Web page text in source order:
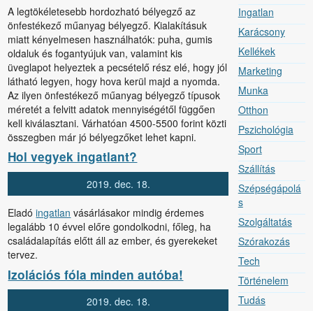
A legtökéletesebb hordozható bélyegző az
önfestékező műanyag bélyegző. Kialakításuk
miatt kényelmesen használhatók: puha, gumis
oldaluk és fogantyújuk van, valamint kis
üveglapot helyeztek a pecsételő rész elé, hogy jól
látható legyen, hogy hova kerül majd a nyomda.
Az ilyen önfestékező műanyag bélyegző típusok
méretét a felvitt adatok mennyiségétől függően
kell kiválasztani. Várhatóan 4500-5500 forint közti
összegben már jó bélyegzőket lehet kapni.
Hol vegyek ingatlant?
2019. dec. 18.
Eladóingatlan vásárlásakor mindig érdemes
legalább 10 évvel előre gondolkodni, főleg, ha
családalapítás előtt áll az ember, és gyerekeket
tervez.
Izolációs fóla minden autóba!
2019. dec. 18.
Ingatlan
Karácsony
Kellékek
Marketing
Munka
Otthon
Pszichológia
Sport
Szállítás
Szépségápolá
s
Szolgáltatás
Szórakozás
Tech
Történelem
Tudás